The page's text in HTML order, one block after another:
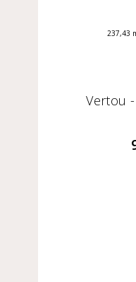
237,43
Vertou -